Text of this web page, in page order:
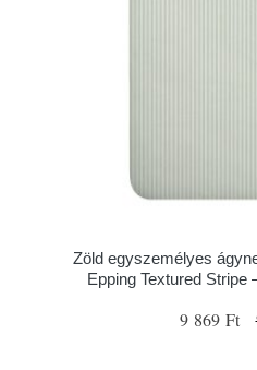
Zöld egyszemélyes
Epping Textured Stripe
9 869 Ft